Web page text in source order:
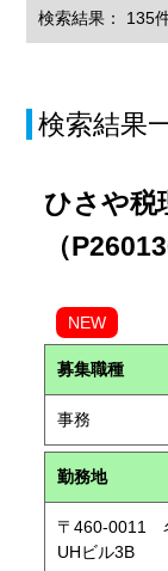
検索結果： 135
検索結果
ひさや
（
NEW
募集職種
事務
勤務地
〒460-0011
UHビル3B